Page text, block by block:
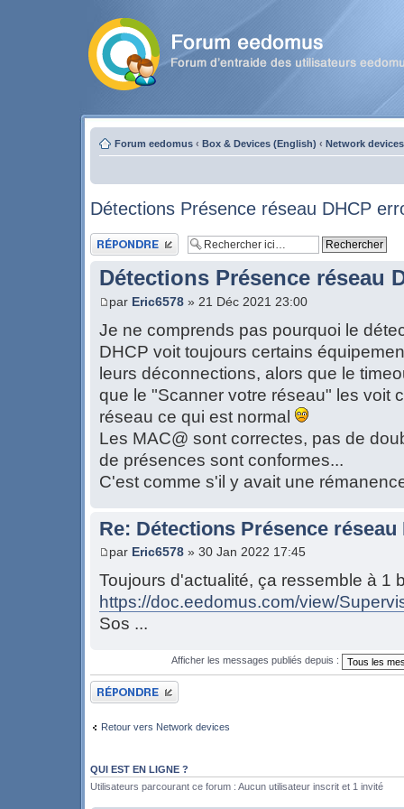
Forum eedomus ‹ Box & Devices (English) ‹ Network devices
Détections Présence réseau DHCP
Publier une réponse
Détections Présence réseau
par Eric6578 » 21 Déc 2021 23:00
Je ne comprends pas pourquoi le
DHCP voit toujours certains
leurs déconnections, alors que le
que le "Scanner votre réseau" les voit
réseau ce qui est normal
Les MAC@ sont correctes, pas de
de présences sont conformes...
C'est comme s'il y avait une
Re: Détections Présence réseau
par Eric6578 » 30 Jan 2022 17:45
Toujours d'actualité, ça ressemble à 1
https://doc.eedomus.com/view/
Sos ...
Afficher les messages publiés depuis :
Publier une réponse
Retour vers Network devices
QUI EST EN LIGNE ?
Utilisateurs parcourant ce forum : Aucun utilisateur inscrit et 1 invité